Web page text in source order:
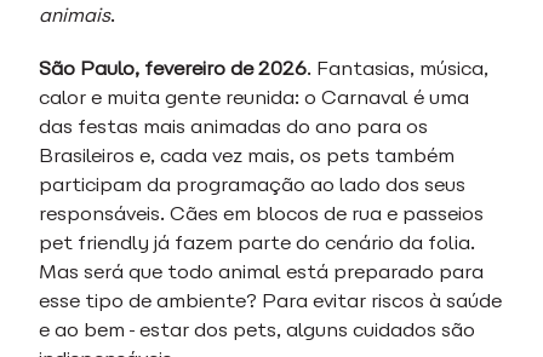
animais.
São Paulo, fevereiro de 2026. Fantasias, música,
calor e muita gente reunida: o Carnaval é uma
das festas mais animadas do ano para os
Brasileiros e, cada vez mais, os pets também
participam da programação ao lado dos seus
responsáveis. Cães em blocos de rua e passeios
pet friendly já fazem parte do cenário da folia.
Mas será que todo animal está preparado para
esse tipo de ambiente? Para evitar riscos à saúde
e ao bem-estar dos pets, alguns cuidados são